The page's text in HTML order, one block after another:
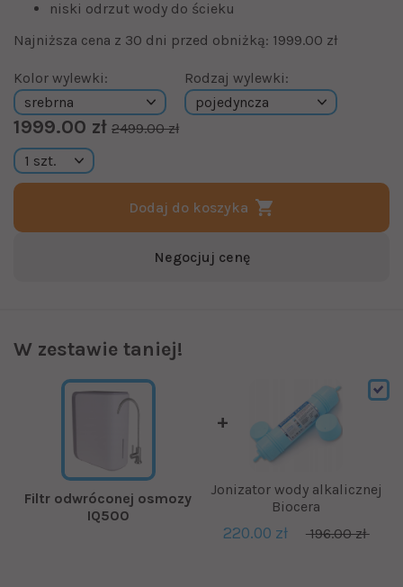
niski odrzut wody do ścieku
Najniższa cena z 30 dni przed obniżką: 1999.00 zł
Kolor wylewki: Rodzaj wylewki:
1999.00 zł 2499.00 zł
Dodaj do koszyka
Negocjuj cenę
W zestawie taniej!
Filtr odwróconej osmozy
IQ500
Jonizator wody alkalicznej
Biocera
220.00 zł 196.00 zł